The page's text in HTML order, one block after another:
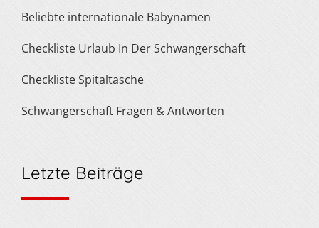
Beliebte internationale Babynamen
Checkliste Urlaub In Der Schwangerschaft
Checkliste Spitaltasche
Schwangerschaft Fragen & Antworten
Letzte Beiträge